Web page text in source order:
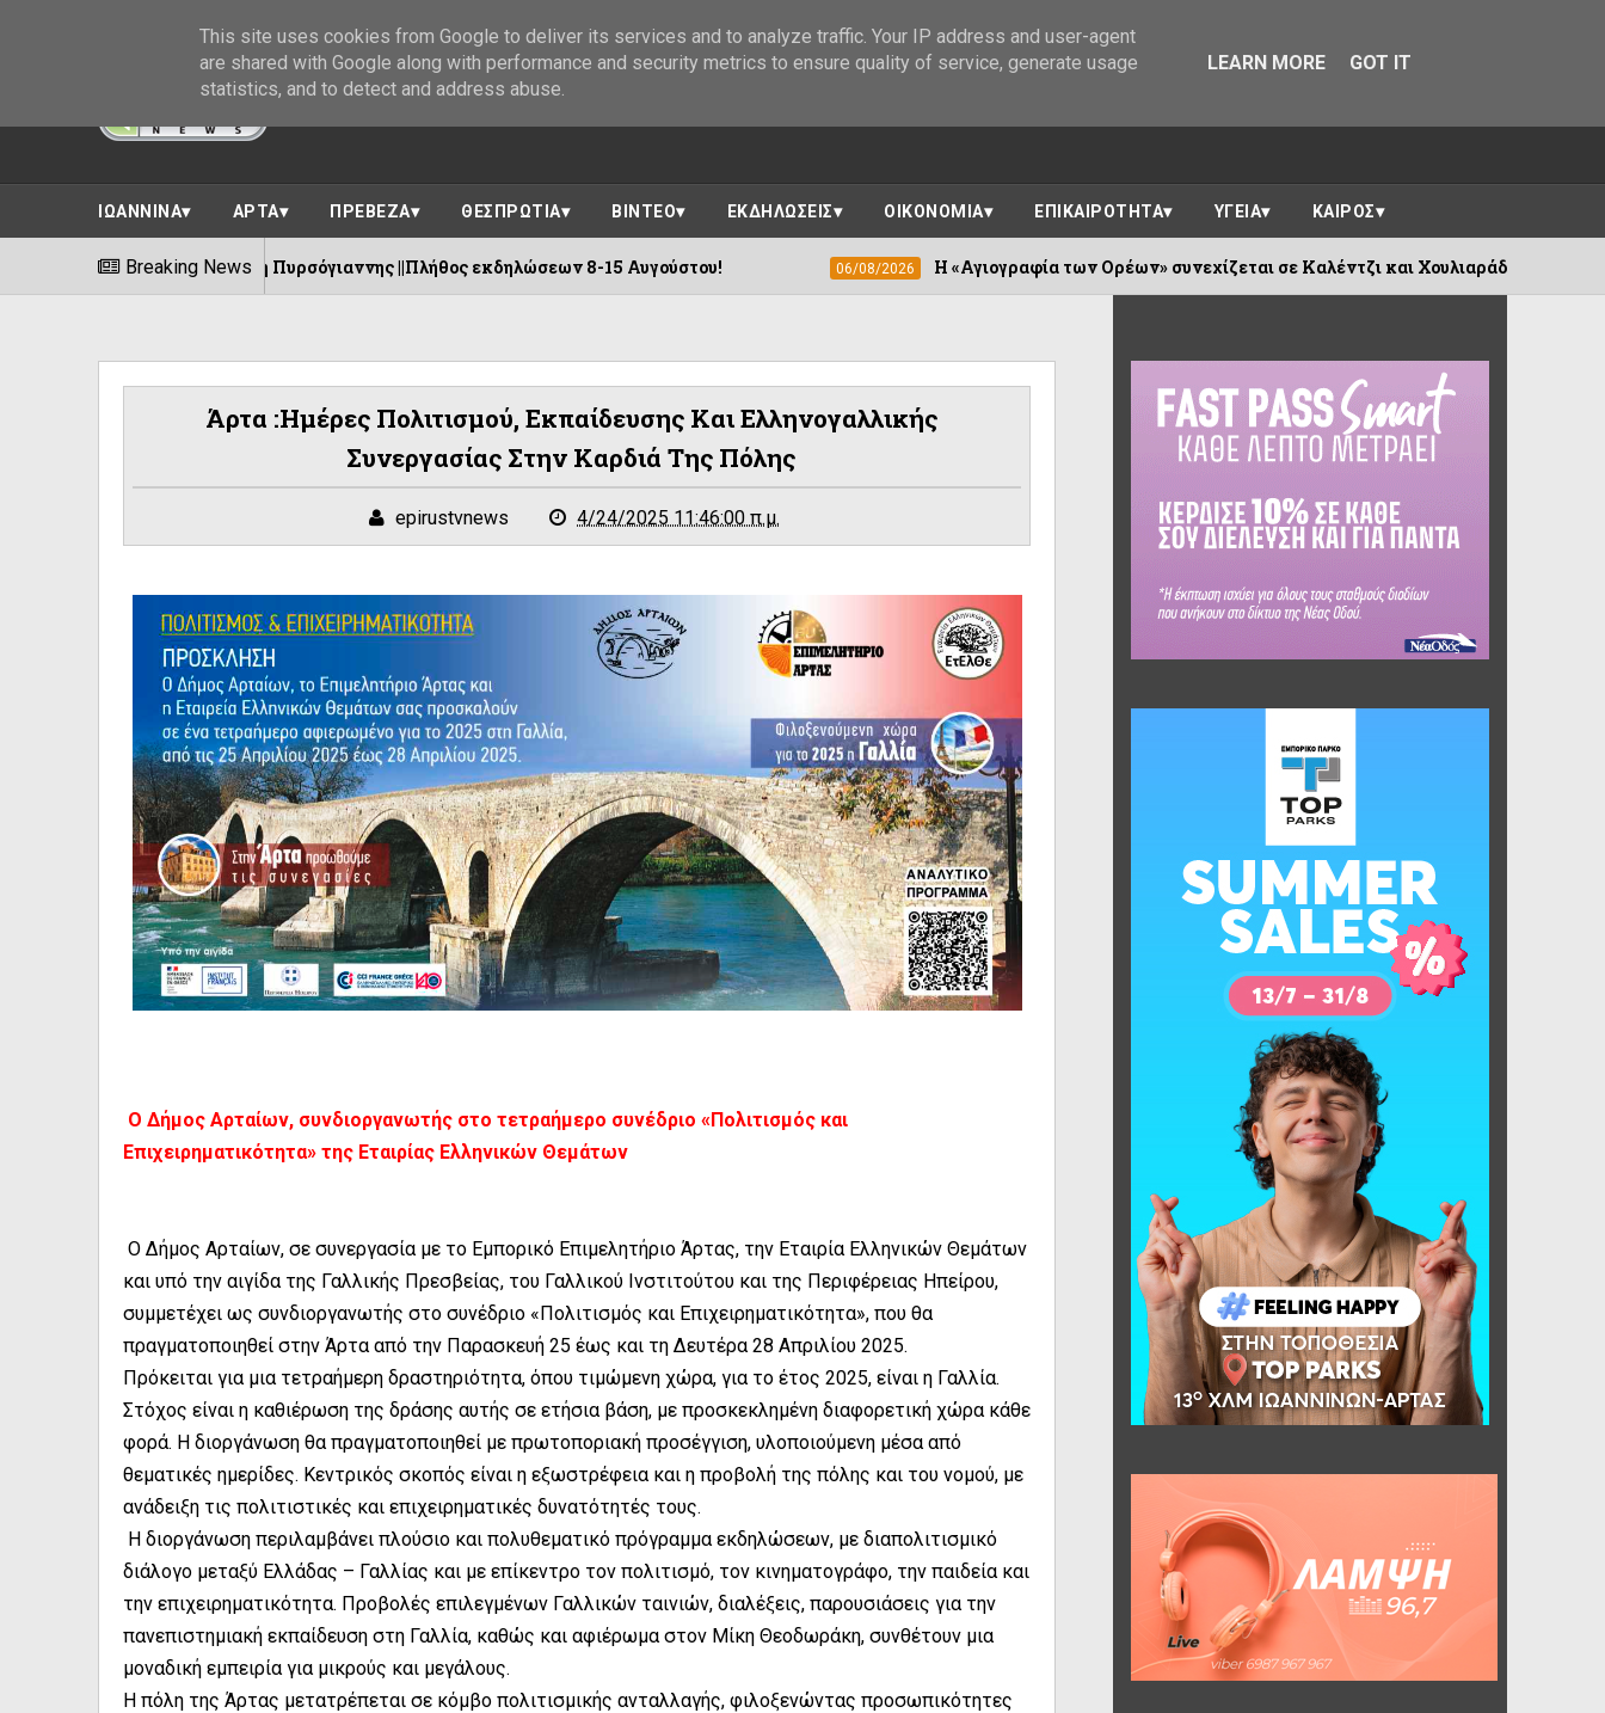
ΙΩΑΝΝΙΝΑ ΑΡΤΑ ΠΡΕΒΕΖΑ ΘΕΣΠΡΩΤΙΑ ΒΙΝΤΕΟ ΕΚΔΗΛΩΣΕΙΣ ΟΙΚΟΝΟΜΙΑ ΕΠΙΚΑΙΡΟΤΗΤΑ ΥΓΕΙΑ ΚΑΙΡΟΣ
Breaking News
Ένωση Πυρσόγιαννης ||Πλήθος εκδηλώσεων 8-15 Αυγούστου! 06/08/2026 Η «Αγιογραφία των Ορέων» συνεχίζεται σε Καλέντζι και Χουλιαράδες 06/08/2026
Άρτα :Ημέρες Πολιτισμού, Εκπαίδευσης Και Ελληνογαλλικής
Συνεργασίας Στην Καρδιά Της Πόλης
epirustvnews 4/24/2025 11:46:00 π.μ.
Ο Δήμος Αρταίων, συνδιοργανωτής στο τετραήμερο συνέδριο «Πολιτισμός και
Επιχειρηματικότητα» της Εταιρίας Ελληνικών Θεμάτων
Ο Δήμος Αρταίων, σε συνεργασία με το Εμπορικό Επιμελητήριο Άρτας, την Εταιρία Ελληνικών Θεμάτων
και υπό την αιγίδα της Γαλλικής Πρεσβείας, του Γαλλικού Ινστιτούτου και της Περιφέρειας Ηπείρου,
συμμετέχει ως συνδιοργανωτής στο συνέδριο «Πολιτισμός και Επιχειρηματικότητα», που θα
πραγματοποιηθεί στην Άρτα από την Παρασκευή 25 έως και τη Δευτέρα 28 Απριλίου 2025.
Πρόκειται για μια τετραήμερη δραστηριότητα, όπου τιμώμενη χώρα, για το έτος 2025, είναι η Γαλλία.
Στόχος είναι η καθιέρωση της δράσης αυτής σε ετήσια βάση, με προσκεκλημένη διαφορετική χώρα κάθε
φορά. Η διοργάνωση θα πραγματοποιηθεί με πρωτοποριακή προσέγγιση, υλοποιούμενη μέσα από
θεματικές ημερίδες. Κεντρικός σκοπός είναι η εξωστρέφεια και η προβολή της πόλης και του νομού, με
ανάδειξη τις πολιτιστικές και επιχειρηματικές δυνατότητές τους.
Η διοργάνωση περιλαμβάνει πλούσιο και πολυθεματικό πρόγραμμα εκδηλώσεων, με διαπολιτισμικό
διάλογο μεταξύ Ελλάδας – Γαλλίας και με επίκεντρο τον πολιτισμό, τον κινηματογράφο, την παιδεία και
την επιχειρηματικότητα. Προβολές επιλεγμένων Γαλλικών ταινιών, διαλέξεις, παρουσιάσεις για την
πανεπιστημιακή εκπαίδευση στη Γαλλία, καθώς και αφιέρωμα στον Μίκη Θεοδωράκη, συνθέτουν μια
μοναδική εμπειρία για μικρούς και μεγάλους.
Η πόλη της Άρτας μετατρέπεται σε κόμβο πολιτισμικής ανταλλαγής, φιλοξενώντας προσωπικότητες
This site uses cookies from Google to deliver its services and to analyze traffic. Your IP address and user-agent
are shared with Google along with performance and security metrics to ensure quality of service, generate usage
statistics, and to detect and address abuse.
LEARN MORE GOT IT